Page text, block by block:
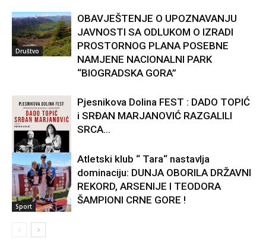
Društvo
OBAVJEŠTENJE O UPOZNAVANJU
JAVNOSTI SA ODLUKOM O IZRADI
PROSTORNOG PLANA POSEBNE
NAMJENE NACIONALNI PARK
“BIOGRADSKA GORA”
Kultura
Pjesnikova Dolina FEST : DADO TOPIĆ
i SRĐAN MARJANOVIĆ RAZGALILI
SRCA...
Sport
Atletski klub “ Tara“ nastavlja
dominaciju: DUNJA OBORILA DRŽAVNI
REKORD, ARSENIJE I TEODORA
ŠAMPIONI CRNE GORE !